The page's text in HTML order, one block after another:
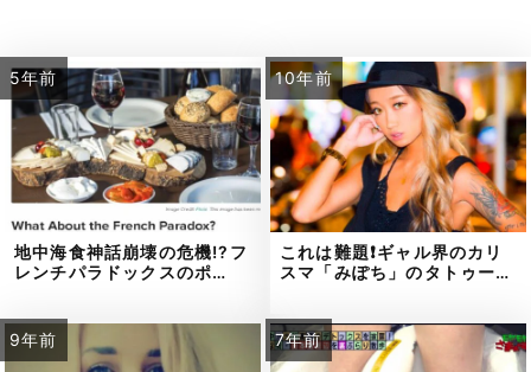
5年前
地中海食神話崩壊の危機!?フ
レンチパラドックスのポ…
10年前
これは難題❗ギャル界のカリ
スマ「みぽち」のタトゥー…
9年前 7年前